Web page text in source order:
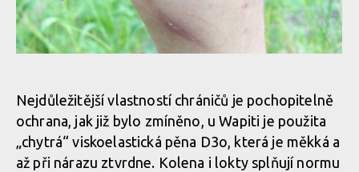
Nejdůležitější vlastností chráničů je pochopitelně
ochrana, jak již bylo zmíněno, u Wapiti je použita
„chytrá“ viskoelastická pěna D3o, která je měkká a
až při nárazu ztvrdne. Kolena i lokty splňují normu